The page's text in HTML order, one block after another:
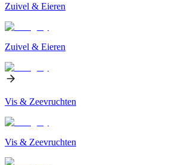
Zuivel & Eieren
Zuivel & Eieren
Vis & Zeevruchten
Vis & Zeevruchten